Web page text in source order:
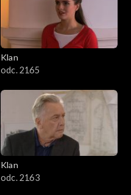
Klan
odc. 2165
Klan
odc. 2163